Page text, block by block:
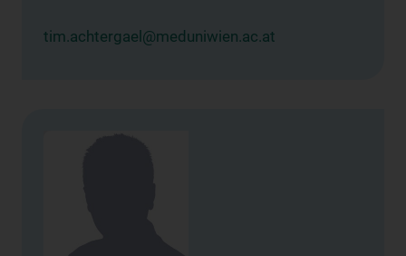
tim.achtergael@meduniwien.ac.at